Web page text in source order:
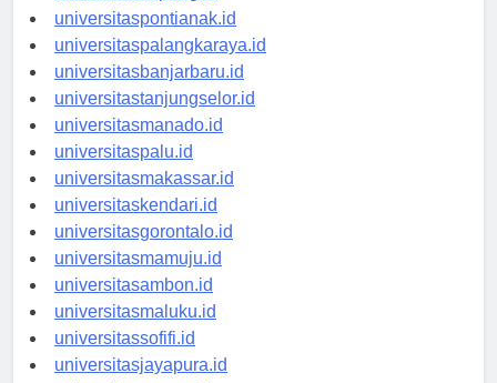
universitaskupang.id
universitaspontianak.id
universitaspalangkaraya.id
universitasbanjarbaru.id
universitastanjungselor.id
universitasmanado.id
universitaspalu.id
universitasmakassar.id
universitaskendari.id
universitasgorontalo.id
universitasmamuju.id
universitasambon.id
universitasmaluku.id
universitassofifi.id